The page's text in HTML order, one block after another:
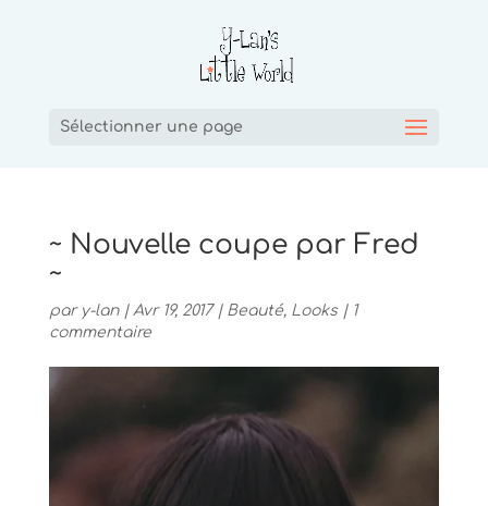
Sélectionner une page
~ Nouvelle coupe par Fred
~
par y-lan| Avr 19, 2017| Beauté, Looks| 1
commentaire